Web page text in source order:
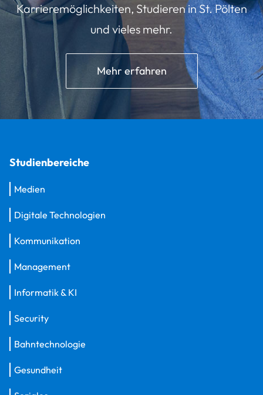
Karrieremöglichkeiten, Studieren in St. Pölten
und vieles mehr.
Mehr erfahren
Studienbereiche
Medien
Digitale Technologien
Kommunikation
Management
Informatik & KI
Security
Bahntechnologie
Gesundheit